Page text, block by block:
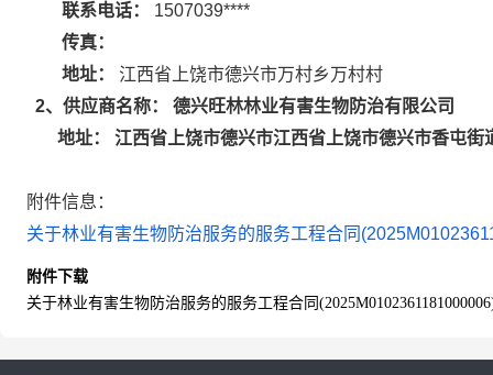
联系电话：
1507039****
传真：
地址：
江西省上饶市德兴市万村乡万村村
2、供应商名称： 德兴旺林林业有害生物防治有限公司
地址： 江西省上饶市德兴市江西省上饶市德兴市香屯
附件信息：
关于林业有害生物防治服务的服务工程合同
附件下载
关于林业有害生物防治服务的服务工程合同